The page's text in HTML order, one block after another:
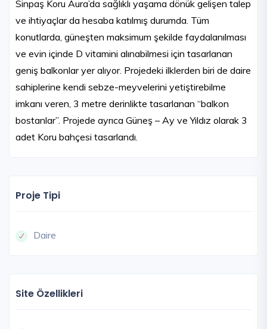
Sinpaş Koru Aura’da sağlıklı yaşama dönük gelişen talep
ve ihtiyaçlar da hesaba katılmış durumda. Tüm
konutlarda, güneşten maksimum şekilde faydalanılması
ve evin içinde D vitamini alınabilmesi için tasarlanan
geniş balkonlar yer alıyor. Projedeki ilklerden biri de daire
sahiplerine kendi sebze-meyvelerini yetiştirebilme
imkanı veren, 3 metre derinlikte tasarlanan “balkon
bostanlar”. Projede ayrıca Güneş – Ay ve Yıldız olarak 3
adet Koru bahçesi tasarlandı.
Proje Tipi
Daire
Site Özellikleri